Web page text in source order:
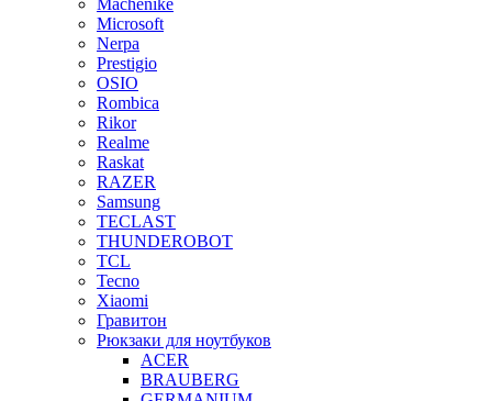
Machenike
Microsoft
Nerpa
Prestigio
OSIO
Rombica
Rikor
Realme
Raskat
RAZER
Samsung
TECLAST
THUNDEROBOT
TCL
Tecno
Xiaomi
Гравитон
Рюкзаки для ноутбуков
ACER
BRAUBERG